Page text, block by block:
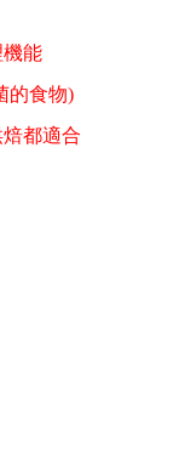
能
的食物)
都適合